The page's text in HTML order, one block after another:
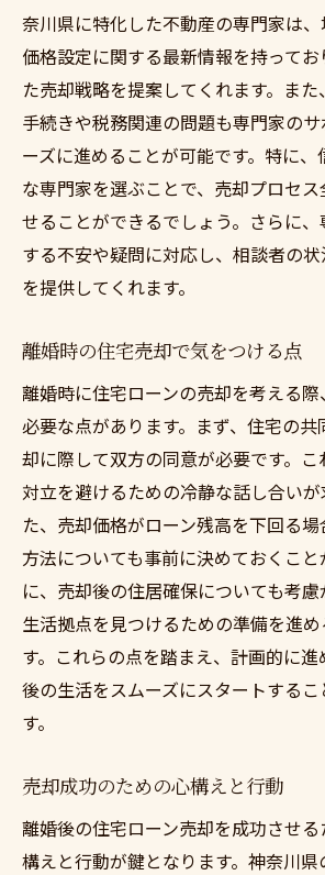
奈川県に特化した不動産の専門家は
価格設定に関する最新情報を持って
た売却戦略を提案してくれます。ま
手続きや税務関連の問題も専門家の
ーズに進めることが可能です。特に
な専門家を選ぶことで、売却プロセ
せることができるでしょう。さらに
する不安や疑問に対応し、相談者の
を提供してくれます。
離婚時の住宅売却で気をつける点
離婚時に住宅ローンの売却を考える
必要な点があります。まず、住宅の
却に際して双方の同意が必要です。
対立を避けるための冷静な話し合い
た、売却価格がローン残高を下回る
方法についても事前に決めておくこと
に、売却後の住居確保についても考
生活拠点を見つけるための準備を進
す。これらの点を踏まえ、計画的に
後の生活をスムーズにスタートする
す。
売却成功のための心構えと行動
離婚後の住宅ローン売却を成功させ
構えと行動が鍵となります。神奈川